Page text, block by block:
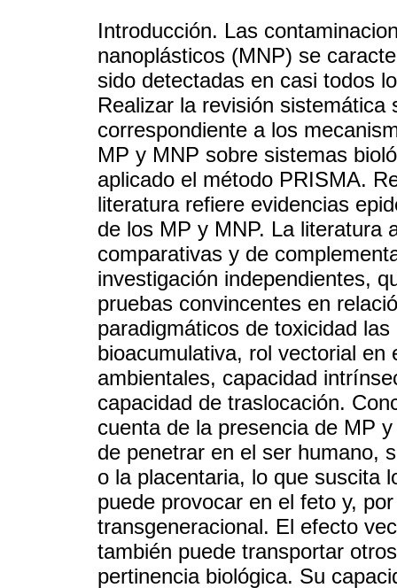
Introducción. Las
nanoplásticos (MNP) se
sido detectadas en casi todos
Realizar la revisión
correspondiente a los
MP y MNP sobre sistemas
aplicado el método PRISMA.
literatura refiere evidencias
de los MP y MNP. La literatura
comparativas y de
investigación independientes,
pruebas convincentes en
paradigmáticos de toxicidad
bioacumulativa, rol vectorial
ambientales, capacidad
capacidad de traslocación.
cuenta de la presencia de MP
de penetrar en el ser humano,
o la placentaria, lo que suscita
puede provocar en el feto y,
transgeneracional. El efecto
también puede transportar
pertinencia biológica. Su